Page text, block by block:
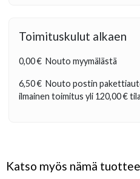
Toimituskulut alkaen
0,00 € Nouto myymälästä
6,50 € Nouto postin
ilmainen toimitus yli 120,00 €
Katso myös nämä